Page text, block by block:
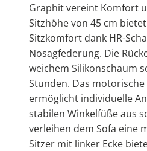
Graphit vereint Komfort
Sitzhöhe von 45 cm
Sitzkomfort dank HR-
Nosagfederung. Die
weichem Silikonschaum
Stunden. Das
ermöglicht individuelle
stabilen Winkelfüße aus
verleihen dem Sofa eine
Sitzer mit linker Ecke